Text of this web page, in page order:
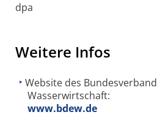
dpa
Weitere Infos
Website des
Wasserwirtschaft:
www.bdew.de